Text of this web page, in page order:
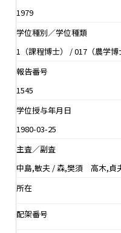
1979
学位種別／学位種類
1（課程博士） / 017（農学博
報告番号
1545
学位授与年月日
1980-03-25
主査／副査
中島,敏夫 / 森,樊須 高木,貞
所在
配架番号